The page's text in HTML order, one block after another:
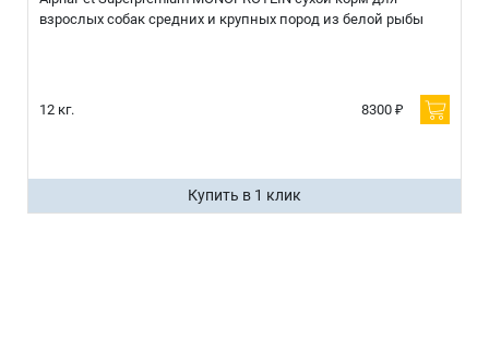
взрослых собак средних и крупных пород из белой рыбы
12 кг. 8300 ₽
Купить в 1 клик